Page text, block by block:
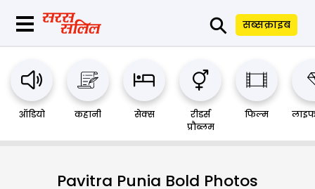
⚲ सब्सक्राइब
ऑडियो कहानी सेक्स
रीडर्स
प्रौब्लम
फिल्म
Pavitra Punia Bold Photos